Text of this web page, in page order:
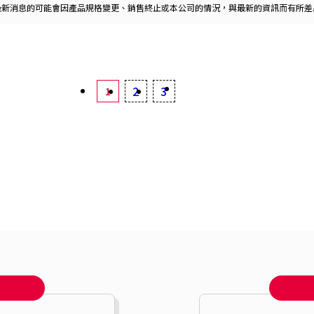
消息的可能會因產品規格變更、銷售終止或本公司的情況，與最新的資訊而有所差
1 2 3